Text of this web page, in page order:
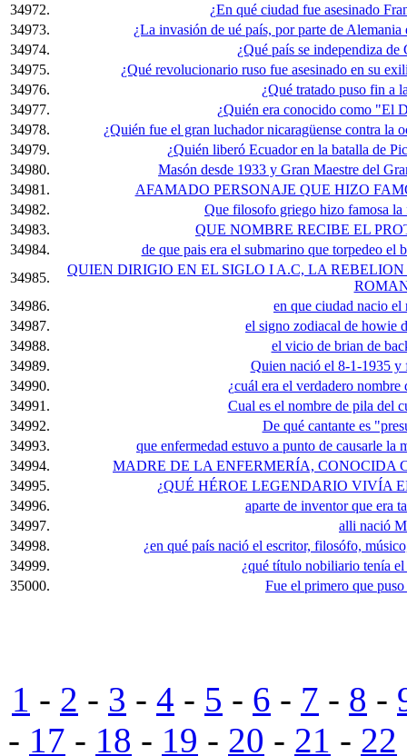
34972.
¿En qué ciudad fue asesinado
34973.
¿La invasión de ué país, por parte de
34974.
¿Qué país se independiza
34975.
¿Qué revolucionario ruso fue asesinado en su
34976.
¿Qué tratado puso fin a
34977.
¿Quién era conocido como "El
34978.
¿Quién fue el gran luchador nicaragüense contra la
34979.
¿Quién liberó Ecuador en la batalla de
34980.
Masón desde 1933 y Gran Maestre del
34981.
AFAMADO PERSONAJE QUE HIZO
34982.
Que filosofo griego hizo famosa
34983.
QUE NOMBRE RECIBE EL
34984.
de que pais era el submarino que torpedeo el
34985.
QUIEN DIRIGIO EN EL SIGLO I A.C, LA
34986.
en que ciudad nacio el
34987.
el signo zodiacal de howie
34988.
el vicio de brian de
34989.
Quien nació el 8-1-1935 y
34990.
¿cuál era el verdadero
34991.
Cual es el nombre de pila del
34992.
De qué cantante es
34993.
que enfermedad estuvo a punto de causarle la
34994.
MADRE DE LA ENFERMERÍA,
34995.
¿QUÉ HÉROE LEGENDARIO VIVÍA
34996.
aparte de inventor que era
34997.
alli nació
34998.
¿en qué país nació el escritor, filosófo,
34999.
¿qué título nobiliario tenía
35000.
Fue el primero que
1 - 2 - 3 - 4 - 5 - 6 - 7 - 8 -
- 17 - 18 - 19 - 20 - 21 - 22